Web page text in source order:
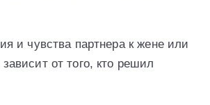
и чувства партнера к жене или
от того, кто решил